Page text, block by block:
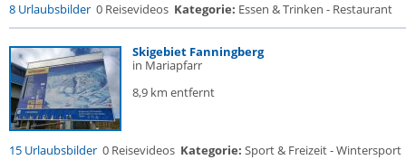
8 Urlaubsbilder 0 Reisevideos Kategorie: Essen & Trinken - Restaurant
Skigebiet Fanningberg
in Mariapfarr
8,9 km entfernt
15 Urlaubsbilder 0 Reisevideos Kategorie: Sport & Freizeit - Wintersport